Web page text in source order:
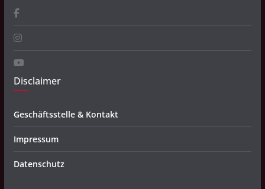
Disclaimer
Geschäftsstelle & Kontakt
Impressum
Datenschutz